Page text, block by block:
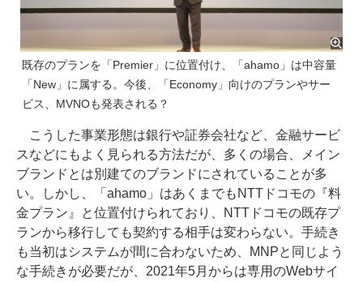
既存のプランを「Premier」に位置付け、「ahamo」は中容量
「New」に属する。今後、「Economy」向けのプランやサー
ビス、MVNOも発表される？
こうした事業形態は銀行や証券会社など、金融サービ
スなどにもよく見られる方法だが、多くの場合、メイン
ブランドとは別建てのブランドにされていることが多
い。しかし、「ahamo」はあくまでもNTTドコモの『料
金プラン』と位置付けられており、NTTドコモの既存プ
ランから移行しても契約する相手は変わらない。手続き
も当初はシステムが間に合わないため、MNPと同じよう
な手続きが必要だが、2021年5月からは専用のWebサイ